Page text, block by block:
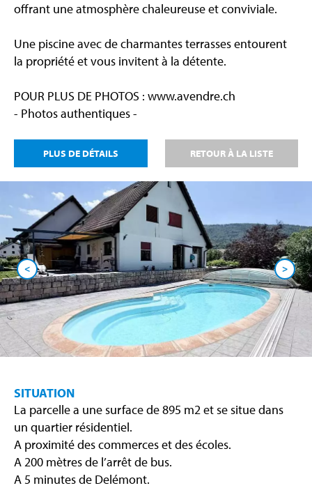
offrant une atmosphère chaleureuse et conviviale.
Une piscine avec de charmantes terrasses entourent
la propriété et vous invitent à la détente.
POUR PLUS DE PHOTOS : www.avendre.ch
- Photos authentiques -
PLUS DE DÉTAILS RETOUR À LA LISTE
< >
SITUATION
La parcelle a une surface de 895 m2 et se situe dans
un quartier résidentiel.
A proximité des commerces et des écoles.
A 200 mètres de l’arrêt de bus.
A 5 minutes de Delémont.